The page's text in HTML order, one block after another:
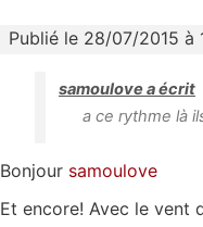
Publié le 28/07/2015 à
samoulove a écrit
a ce rythme là
Bonjour samoulove
Et encore! Avec le vent